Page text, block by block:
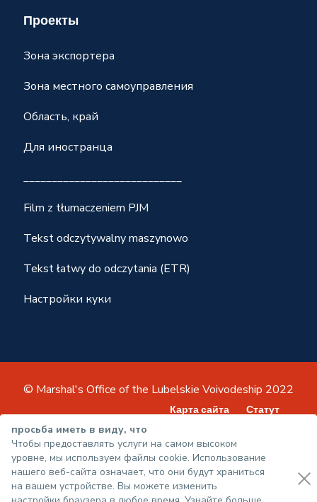
Проекты
Зона экспортера
Зона местного самоуправления
Область, край
Для иностранца
____________________________
Film z tłumaczeniem PJM
Tekst odczytywalny maszynowo
Tekst łatwy do odczytania (ETR)
Настройки куки
© Marshal's Office of the Lubelskie Voivodeship 2022
Карта сайта
Статут
политика конфиденциальности
Декларация о доступности
просьба иметь в виду, что
Чтобы предоставлять услуги на самом высоком
уровне, мы используем файлы cookie. Использование
нашего веб-сайта означает, что они будут храниться
на вашем устройстве. Вы можете изменить